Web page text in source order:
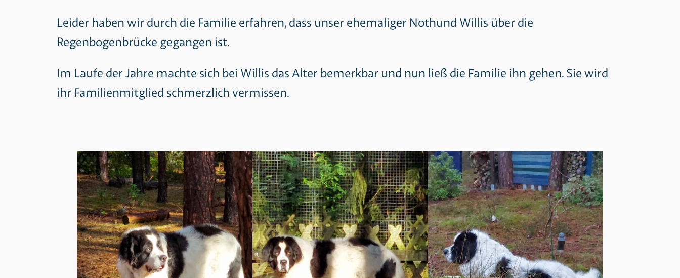
Leider haben wir durch die Familie erfahren, dass unser ehemaliger Nothund Willis über die
Regenbogenbrücke gegangen ist.
Im Laufe der Jahre machte sich bei Willis das Alter bemerkbar und nun ließ die Familie ihn gehen. Sie wird
ihr Familienmitglied schmerzlich vermissen.